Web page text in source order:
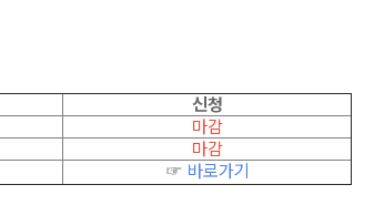
신청
마감
마감
☞ 바로가기